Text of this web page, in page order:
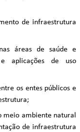
de infraestrutura
áreas de saúde e
aplicações de uso
os entes públicos e
meio ambiente natural
de infraestrutura